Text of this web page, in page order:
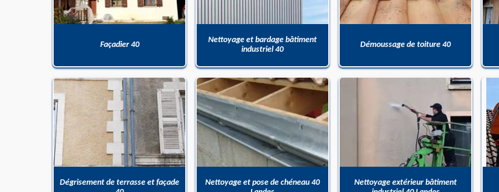
Façadier 40
Nettoyage et bardage bâtiment
industriel 40
Démoussage de toiture 40
Dégrisement de terrasse et façade
Nettoyage et pose de chéneau 40
Nettoyage extérieur bâtiment